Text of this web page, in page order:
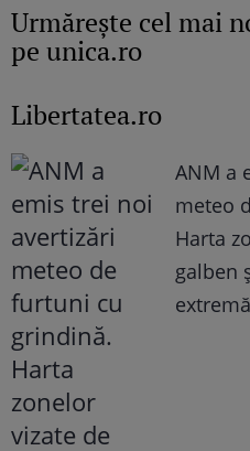
Urmăreşte cel mai
pe unica.ro
Libertatea.ro
ANM a
meteo
Harta
galben
extremă